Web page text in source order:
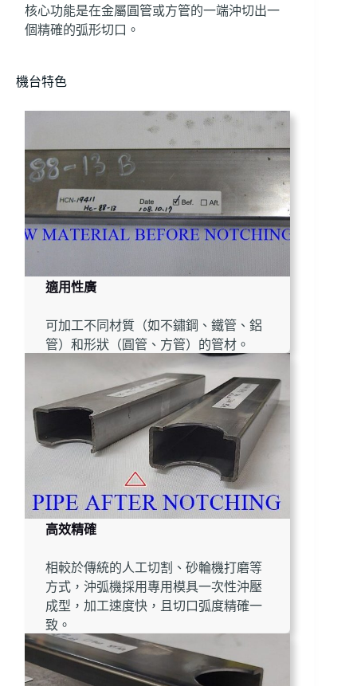
核心功能是在金屬圓管或方管的一端沖切出一
個精確的弧形切口。
機台特色
適用性廣
可加工不同材質（如不鏽鋼、鐵管、鋁
管）和形狀（圓管、方管）的管材。
高效精確
相較於傳統的人工切割、砂輪機打磨等
方式，沖弧機採用專用模具一次性沖壓
成型，加工速度快，且切口弧度精確一
致。